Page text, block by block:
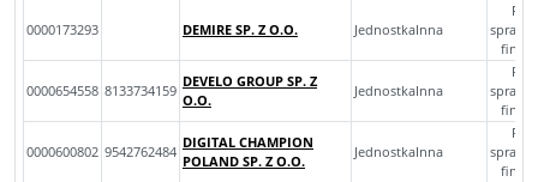
0000173293 DEMIRE SP. Z O.O. JednostkaInna
0000654558 8133734159
DEVELO GROUP SP. Z
O.O.
JednostkaInna
0000600802 9542762484
DIGITAL CHAMPION
POLAND SP. Z O.O.
JednostkaInna